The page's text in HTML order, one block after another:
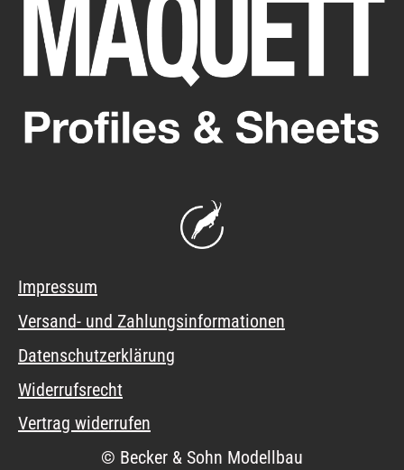
Impressum
Versand- und Zahlungsinformationen
Datenschutzerklärung
Widerrufsrecht
Vertrag widerrufen
© Becker & Sohn Modellbau